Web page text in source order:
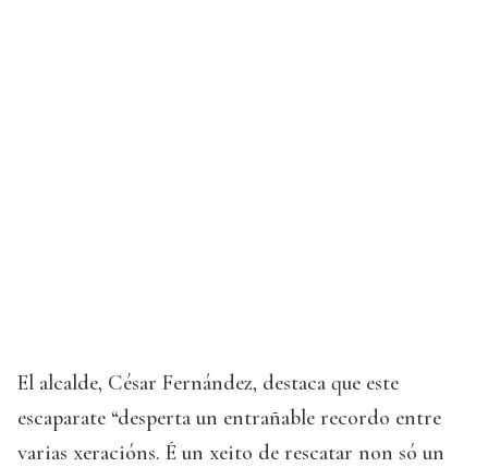
El alcalde, César Fernández, destaca que este
escaparate “desperta un entrañable recordo entre
varias xeracións. É un xeito de rescatar non só un